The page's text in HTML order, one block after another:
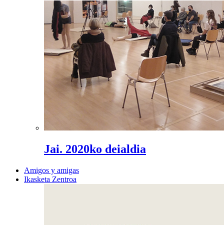
Jai. 2020ko deialdia
Amigos y amigas
Ikasketa Zentroa